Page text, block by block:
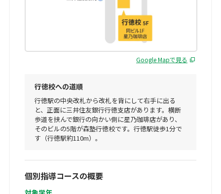
個別指導コースの概要
Google Mapで見る
行徳校への道順
行徳駅の中央改札から改札を背にして右手に出る
と、正面に三井住友銀行行徳支店があります。横断
歩道を挟んで銀行の向かい側に星乃珈琲店があり、
そのビルの5階が森塾行徳校です。行徳駅徒歩1分で
す（行徳駅約110m）。